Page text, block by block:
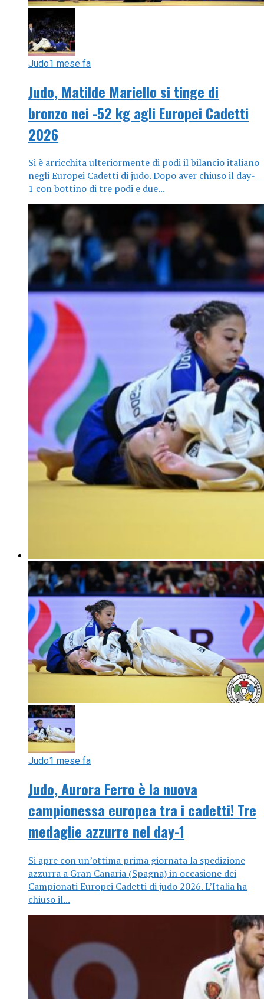
Judo1 mese fa
Judo, Matilde Mariello si tinge di
bronzo nei -52 kg agli Europei Cadetti
2026
Si è arricchita ulteriormente di podi il bilancio italiano
negli Europei Cadetti di judo. Dopo aver chiuso il day-
1 con bottino di tre podi e due...
Judo1 mese fa
Judo, Aurora Ferro è la nuova
campionessa europea tra i cadetti! Tre
medaglie azzurre nel day-1
Si apre con un’ottima prima giornata la spedizione
azzurra a Gran Canaria (Spagna) in occasione dei
Campionati Europei Cadetti di judo 2026. L’Italia ha
chiuso il...